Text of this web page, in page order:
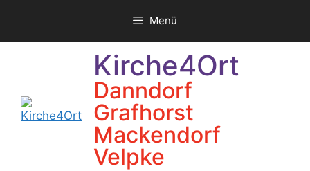
springen
Menü
Kirche4Ort
Danndorf
Grafhorst
Mackendorf
Velpke